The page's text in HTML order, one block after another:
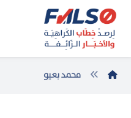
محمد بعيو